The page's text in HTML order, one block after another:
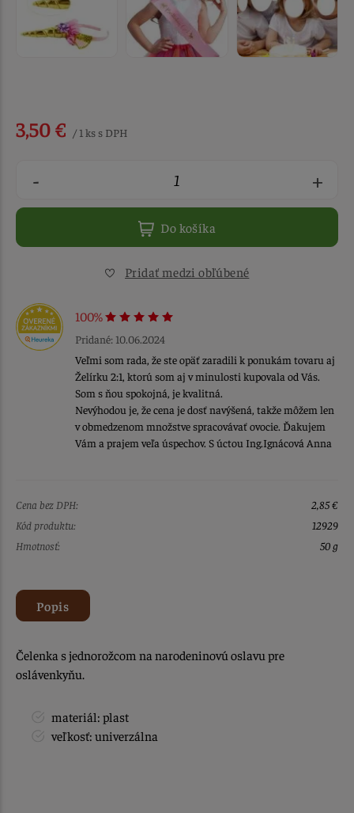
3,50 € / 1 ks s DPH
- +
Do košíka
Pridať medzi obľúbené
100%
Pridané: 10.06.2024
Veľmi som rada, že ste opäť zaradili k ponukám tovaru aj
Želírku 2:1, ktorú som aj v minulosti kupovala od Vás.
Som s ňou spokojná, je kvalitná.
Nevýhodou je, že cena je dosť navýšená, takže môžem len
v obmedzenom množstve spracovávať ovocie. Ďakujem
Vám a prajem veľa úspechov. S úctou Ing.Ignácová Anna
Cena bez DPH:
2,85 €
Kód produktu:
12929
Hmotnosť:
50 g
Popis
Čelenka s jednorožcom na narodeninovú oslavu pre
oslávenkyňu.
materiál: plast
veľkosť: univerzálna